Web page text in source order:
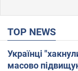
TOP NEWS
Українці
масово